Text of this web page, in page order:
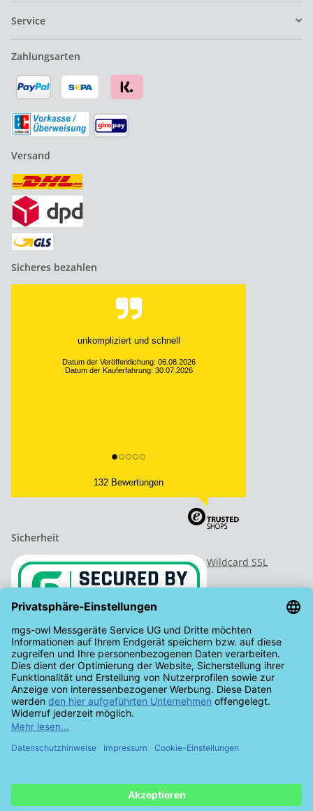
Service
Zahlungsarten
Versand
Sicheres bezahlen
unkompliziert und schnell
Datum der Veröffentlichung: 06.08.2026
Datum der Kauferfahrung: 30.07.2026
132 Bewertungen
Sicherheit
Wildcard SSL
* Alle Preise inkl. gesetzlicher USt., zzgl.Versand